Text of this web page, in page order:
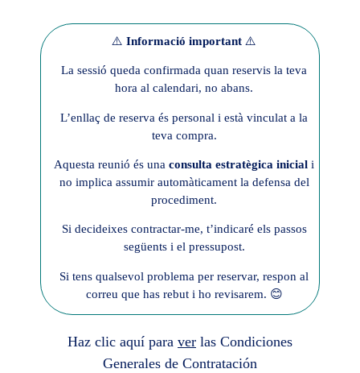
⚠️ Informació important ⚠️
La sessió queda confirmada quan reservis la teva
hora al calendari, no abans.
L’enllaç de reserva és personal i està vinculat a la
teva compra.
Aquesta reunió és una consulta estratègica inicial i
no implica assumir automàticament la defensa del
procediment.
Si decideixes contractar-me, t’indicaré els passos
següents i el pressupost.
Si tens qualsevol problema per reservar, respon al
correu que has rebut i ho revisarem. 😊
Haz clic aquí para ver las Condiciones
Generales de Contratación